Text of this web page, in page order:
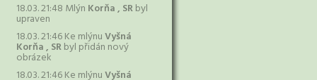
18.03. 21:48 Mlýn Korňa , SRbyl
upraven
18.03. 21:46 Ke mlýnuVyšná
Korňa , SRbyl přidán nový
obrázek
18.03. 21:46 Ke mlýnuVyšná